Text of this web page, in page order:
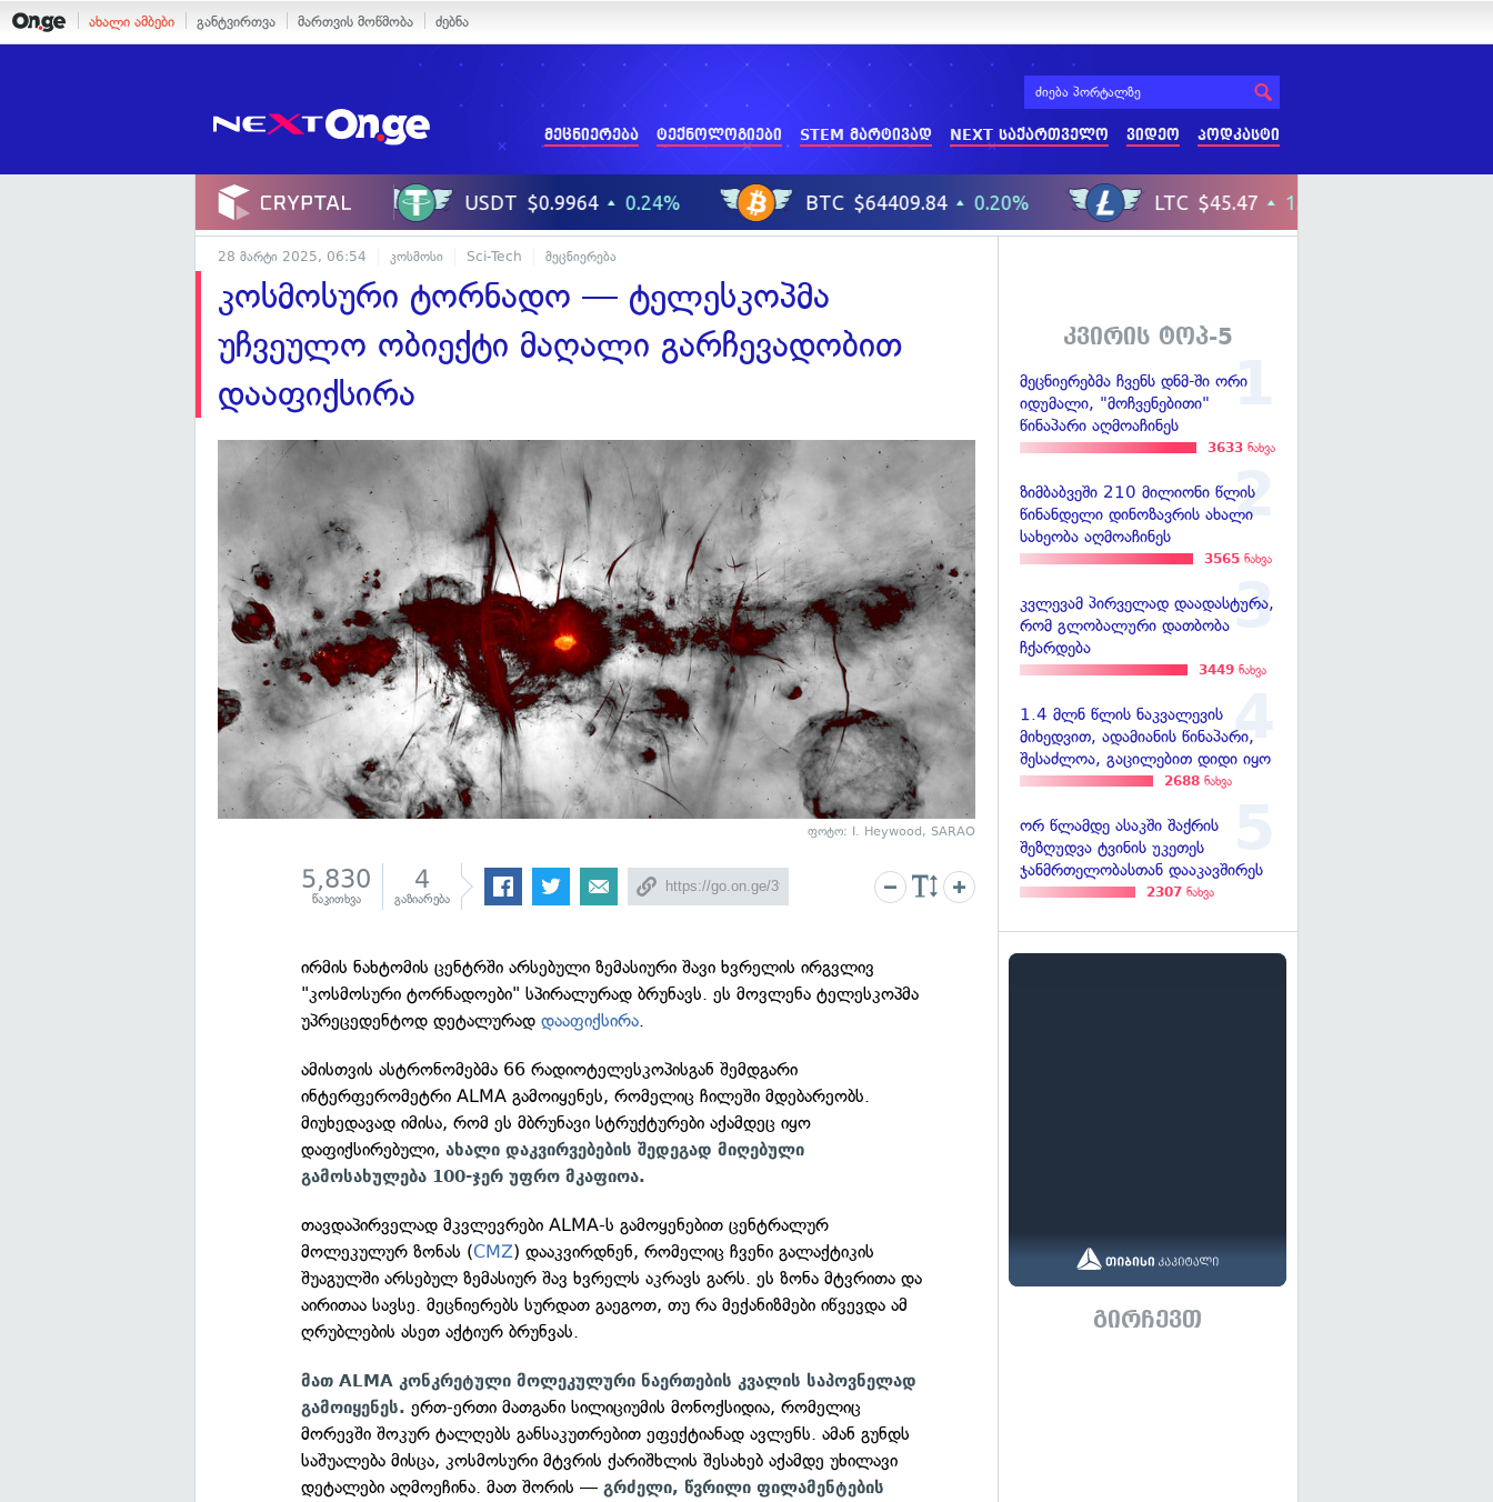
ახალი ამბები განტვირთვა მართვის მოწმობა ძებნა
მეცნიერება ტექნოლოგიები STEM მარტივად NEXT საქართველო ვიდეო პოდკასტი
28 მარტი 2025, 06:54 კოსმოსი Sci-Tech მეცნიერება
კოსმოსური ტორნადო — ტელესკოპმა
უჩვეულო ობიექტი მაღალი გარჩევადობით
დააფიქსირა
ფოტო: I. Heywood, SARAO
5,830
წაკითხვა
4
გაზიარება
ირმის ნახტომის ცენტრში არსებული ზემასიური შავი ხვრელის ირგვლივ
"კოსმოსური ტორნადოები" სპირალურად ბრუნავს. ეს მოვლენა ტელესკოპმა
უპრეცედენტოდ დეტალურადდააფიქსირა.
ამისთვის ასტრონომებმა 66 რადიოტელესკოპისგან შემდგარი
ინტერფერომეტრი ALMA გამოიყენეს, რომელიც ჩილეში მდებარეობს.
მიუხედავად იმისა, რომ ეს მბრუნავი სტრუქტურები აქამდეც იყო
დაფიქსირებული,ახალი დაკვირვებების შედეგად მიღებული
გამოსახულება 100-ჯერ უფრო მკაფიოა.
თავდაპირველად მკვლევრები ALMA-ს გამოყენებით ცენტრალურ
მოლეკულურ ზონას (CMZ) დააკვირდნენ, რომელიც ჩვენი გალაქტიკის
შუაგულში არსებულ ზემასიურ შავ ხვრელს აკრავს გარს. ეს ზონა მტვრითა და
აირითაა სავსე. მეცნიერებს სურდათ გაეგოთ, თუ რა მექანიზმები იწვევდა ამ
ღრუბლების ასეთ აქტიურ ბრუნვას.
მათ ALMA კონკრეტული მოლეკულური ნაერთების კვალის საპოვნელად
გამოიყენეს.ერთ-ერთი მათგანი სილიციუმის მონოქსიდია, რომელიც
მორევში შოკურ ტალღებს განსაკუთრებით ეფექტიანად ავლენს. ამან გუნდს
საშუალება მისცა, კოსმოსური მტვრის ქარიშხლის შესახებ აქამდე უხილავი
დეტალები აღმოეჩინა. მათ შორის —გრძელი, წვრილი ფილამენტების
კვირის ტოპ-5
მეცნიერებმა ჩვენს დნმ-ში ორი
იდუმალი, "მოჩვენებითი"
წინაპარი აღმოაჩინეს
3633 ნახვა
ზიმბაბვეში 210 მილიონი წლის
წინანდელი დინოზავრის ახალი
სახეობა აღმოაჩინეს
3565 ნახვა
კვლევამ პირველად დაადასტურა,
რომ გლობალური დათბობა
ჩქარდება
3449 ნახვა
1.4 მლნ წლის ნაკვალევის
მიხედვით, ადამიანის წინაპარი,
შესაძლოა, გაცილებით დიდი იყო
2688 ნახვა
ორ წლამდე ასაკში შაქრის
შეზღუდვა ტვინის უკეთეს
ჯანმრთელობასთან დააკავშირეს
2307 ნახვა
გირჩევთ